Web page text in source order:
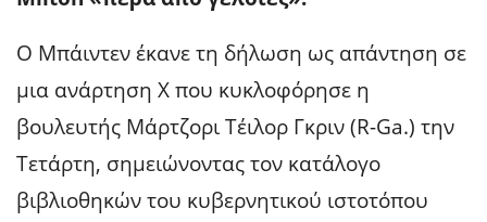
Ο Μπάιντεν έκανε τη δήλωση ως απάντηση σε
μια ανάρτηση X που κυκλοφόρησε η
βουλευτής Μάρτζορι Τέιλορ Γκριν (R-Ga.) την
Τετάρτη, σημειώνοντας τον κατάλογο
βιβλιοθηκών του κυβερνητικού ιστοτόπου